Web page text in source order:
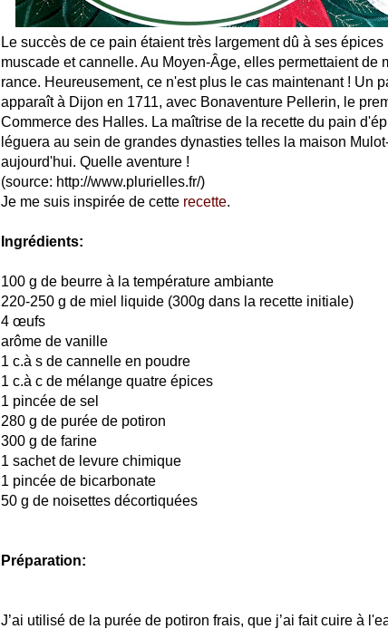
Le succès de ce pain étaient très largement dû à ses
muscade et cannelle. Au Moyen-Âge, elles permettaient de
rance. Heureusement, ce n'est plus le cas maintenant ! Un
apparaît à Dijon en 1711, avec Bonaventure Pellerin, le
Commerce des Halles. La maîtrise de la recette du pain
léguera au sein de grandes dynasties telles la maison
aujourd'hui. Quelle aventure !
(source: http://www.plurielles.fr/)
Je me suis inspirée de cette recette.
Ingrédients:
100 g de beurre à la température ambiante
220-250 g de miel liquide (300g dans la recette initiale)
4 œufs
arôme de vanille
1 c.à s de cannelle en poudre
1 c.à c de mélange quatre épices
1 pincée de sel
280 g de purée de potiron
300 g de farine
1 sachet de levure chimique
1 pincée de bicarbonate
50 g de noisettes décortiquées
Préparation:
J’ai utilisé de la purée de potiron frais, que j’ai fait cuire à